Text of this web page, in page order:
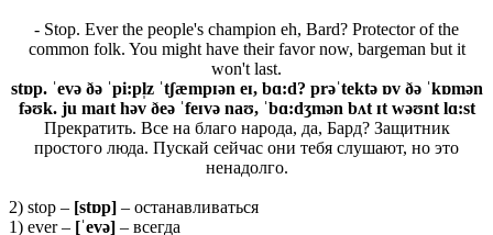
- Stop. Ever the people's champion eh, Bard? Protector of the
common folk. You might have their favor now, bargeman but it
won't last.
stɒp. ˈevə ðə ˈpi:pl̩z ˈtʃæmpɪən eɪ, bɑ:d? prəˈtektə ɒv ðə ˈkɒmən
fəʊk. ju maɪt həv ðeə ˈfeɪvə naʊ, ˈbɑ:dʒmən bʌt ɪt wəʊnt lɑ:st
Прекратить. Все на благо народа, да, Бард? Защитник
простого люда. Пускай сейчас они тебя слушают, но это
ненадолго.
2) stop – [stɒp] – останавливаться
1) ever – [ˈevə] – всегда